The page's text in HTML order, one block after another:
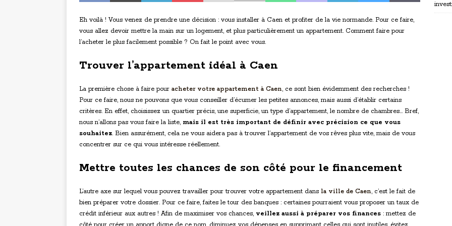
Eh voilà ! Vous venez de prendre une décision : vous installer à Caen et profiter de la vie normande. Pour ce faire,
vous allez devoir mettre la main sur un logement, et plus particulièrement un appartement. Comment faire pour
l’acheter le plus facilement possible ? On fait le point avec vous.
Trouver l’appartement idéal à Caen
La première chose à faire pour acheter votre appartement à Caen, ce sont bien évidemment des recherches !
Pour ce faire, nous ne pouvons que vous conseiller d’écumer les petites annonces, mais aussi d’établir certains
critères. En effet, choisissez un quartier précis, une superficie, un type d’appartement, le nombre de chambres… Bref,
nous n’allons pas vous faire la liste, mais il est très important de définir avec précision ce que vous
souhaitez. Bien assurément, cela ne vous aidera pas à trouver l’appartement de vos rêves plus vite, mais de vous
concentrer sur ce qui vous intéresse réellement.
Mettre toutes les chances de son côté pour le financement
L’autre axe sur lequel vous pouvez travailler pour trouver votre appartement dans la ville de Caen, c’est le fait de
bien préparer votre dossier. Pour ce faire, faites le tour des banques : certaines pourraient vous proposer un taux de
crédit inférieur aux autres ! Afin de maximiser vos chances, veillez aussi à préparer vos finances : mettez de